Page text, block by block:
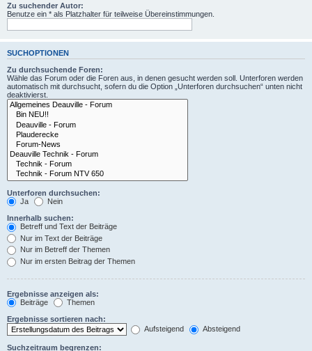
Zu suchender Autor:
Benutze ein * als Platzhalter für teilweise Übereinstimmungen.
SUCHOPTIONEN
Zu durchsuchende Foren:
Wähle das Forum oder die Foren aus, in denen gesucht werden soll. Unterforen werden
automatisch mit durchsucht, sofern du die Option „Unterforen durchsuchen“ unten nicht
deaktivierst.
Unterforen durchsuchen:
Ja
Nein
Innerhalb suchen:
Betreff und Text der Beiträge
Nur im Text der Beiträge
Nur im Betreff der Themen
Nur im ersten Beitrag der Themen
Ergebnisse anzeigen als:
Beiträge
Themen
Ergebnisse sortieren nach:
Aufsteigend
Absteigend
Suchzeitraum begrenzen: